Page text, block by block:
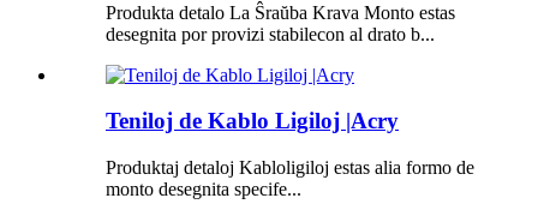
Produkta detalo La Ŝraŭba Krava Monto estas
desegnita por provizi stabilecon al drato b...
Teniloj de Kablo Ligiloj |Acry
Produktaj detaloj Kabloligiloj estas alia formo de
monto desegnita specife...